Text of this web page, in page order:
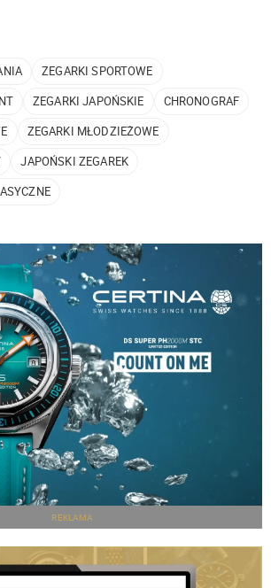
ZEGARKI SPORTOWE
ZEGARKI JAPOŃSKIE
CHRONOGRAF
ZEGARKI MŁODZIEŻOWE
JAPOŃSKI ZEGAREK
REKLAMA